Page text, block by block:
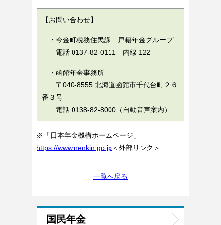
【お問い合わせ】
・今金町税務住民課 戸籍年金グループ
電話 0137-82-0111 内線 122
・函館年金事務所
〒040-8555 北海道函館市千代台町２６
番３号
電話 0138-82-8000（自動音声案内）
※「日本年金機構ホームページ」
https://www.nenkin.go.jp＜外部リンク＞
一覧へ戻る
国民年金